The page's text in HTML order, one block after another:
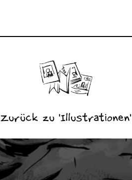
Zurück zu 'Illustrationen'